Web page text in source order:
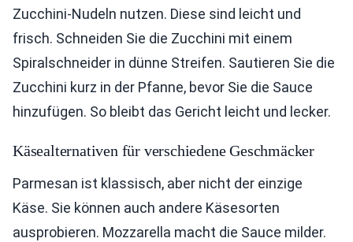
Zucchini-Nudeln nutzen. Diese sind leicht und
frisch. Schneiden Sie die Zucchini mit einem
Spiralschneider in dünne Streifen. Sautieren Sie die
Zucchini kurz in der Pfanne, bevor Sie die Sauce
hinzufügen. So bleibt das Gericht leicht und lecker.
Käsealternativen für verschiedene Geschmäcker
Parmesan ist klassisch, aber nicht der einzige
Käse. Sie können auch andere Käsesorten
ausprobieren. Mozzarella macht die Sauce milder.